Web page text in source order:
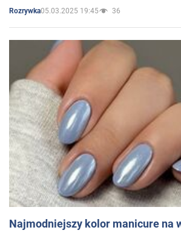
Rozrywka05.03.2025 19:45 36
Najmodniejszy kolor manicure na